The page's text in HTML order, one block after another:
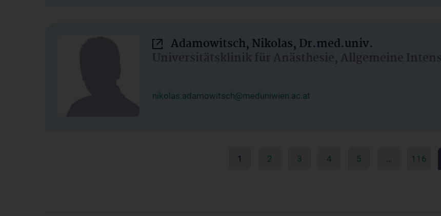
Adamowitsch, Nikolas, Dr.med.univ.
Universitätsklinik für Anästhesie, Allgemeine
nikolas.adamowitsch@meduniwien.ac.at
1 2 3 4 5 … 116